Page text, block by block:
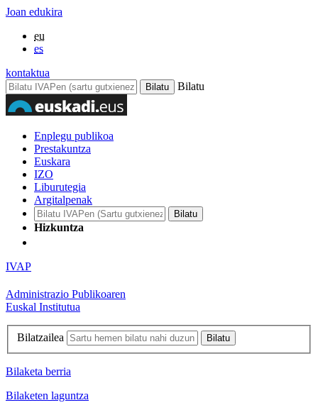
Joan edukira
eu
es
kontaktua
Bilatu
Enplegu publikoa
Prestakuntza
Euskara
IZO
Liburutegia
Argitalpenak
Hizkuntza
IVAP
Administrazio Publikoaren
Euskal Institutua
Bilatzailea
Bilaketa berria
Bilaketen laguntza